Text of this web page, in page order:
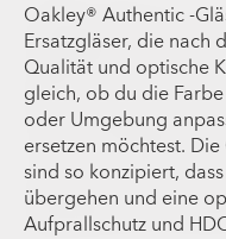
Oakley® Authentic -
Ersatzgläser, die nach
Qualität und optische
gleich, ob du die
oder Umgebung
ersetzen möchtest.
sind so konzipiert,
übergehen und eine
Aufprallschutz und